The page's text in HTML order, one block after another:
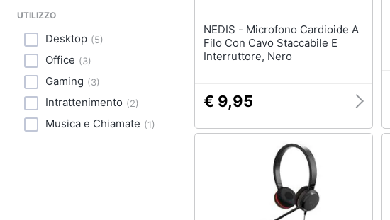
UTILIZZO
Desktop (5)
Office (3)
Gaming (3)
Intrattenimento (2)
Musica e Chiamate (1)
NEDIS - Microfono Cardioide A
Filo Con Cavo Staccabile E
Interruttore, Nero
€ 9,95